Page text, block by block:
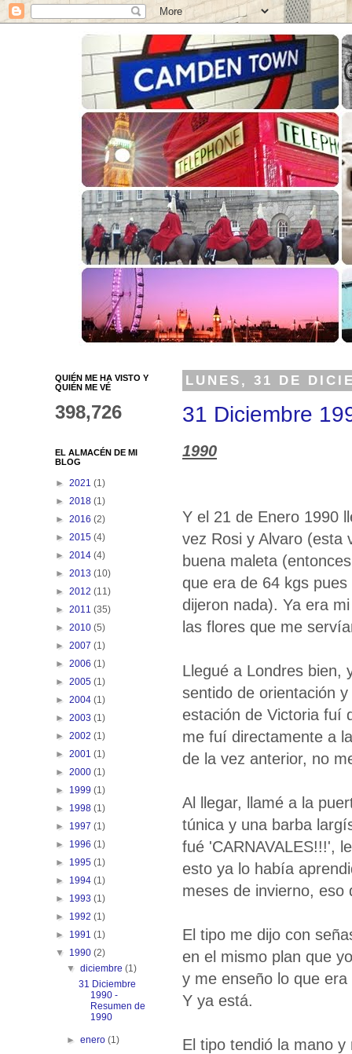
LUNES, 31 DE
31 Diciembre
1990
Y el 21 de Enero 1990
vez Rosi y Alvaro (esta
buena maleta
que era de 64 kgs
dijeron nada). Ya era
las flores que me
Llegué a Londres bien,
sentido de orientación
estación de Victoria fuí
me fuí directamente a
de la vez anterior, no
Al llegar, llamé a la
túnica y una barba
fué 'CARNAVALES!!!',
esto ya lo había
meses de invierno, eso
El tipo me dijo con
en el mismo plan que
y me enseño lo que
Y ya está.
El tipo tendió la mano
QUIÉN ME HA VISTO Y
QUIÉN ME VÉ
398,726
EL ALMACÉN DE MI
BLOG
► 2021 (1)
► 2018 (1)
► 2016 (2)
► 2015 (4)
► 2014 (4)
► 2013 (10)
► 2012 (11)
► 2011 (35)
► 2010 (5)
► 2007 (1)
► 2006 (1)
► 2005 (1)
► 2004 (1)
► 2003 (1)
► 2002 (1)
► 2001 (1)
► 2000 (1)
► 1999 (1)
► 1998 (1)
► 1997 (1)
► 1996 (1)
► 1995 (1)
► 1994 (1)
► 1993 (1)
► 1992 (1)
► 1991 (1)
▼ 1990 (2)
▼diciembre(1)
31 Diciembre
1990 -
Resumen de
1990
►enero(1)